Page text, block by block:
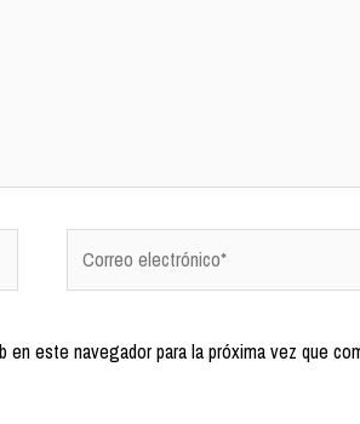
en este navegador para la próxima vez que